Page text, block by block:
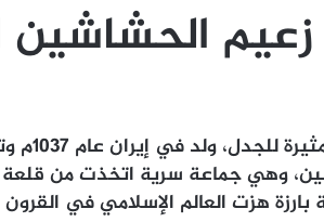
الحشاشين
وهي جماعة سرية اتخذت من قلعة
هزت العالم الإسلامي في